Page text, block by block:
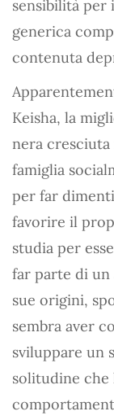
sensibilità per
generica
contenuta
Keisha, la
nera cresciuta
famiglia
per far
favorire il
studia per
far parte di un
sue origini,
sembra aver
sviluppare un
solitudine che